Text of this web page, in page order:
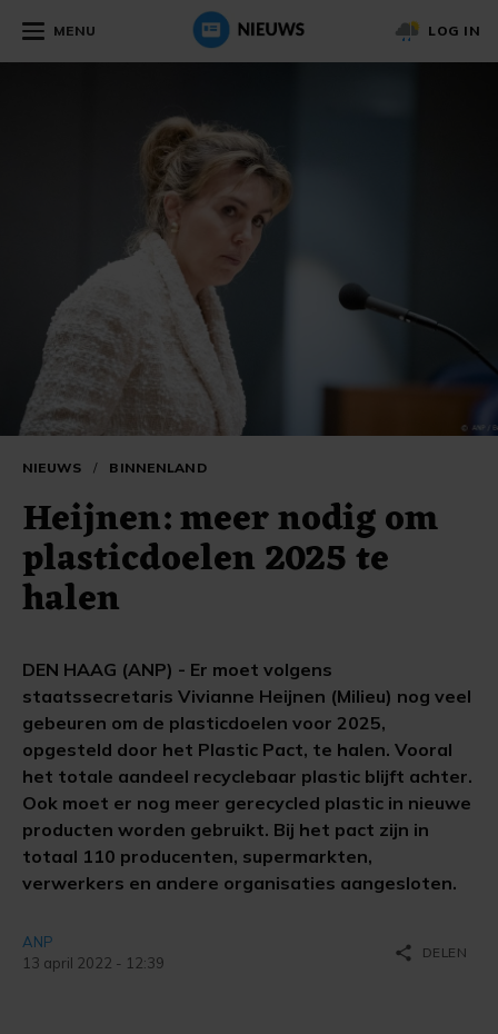
MENU LOG IN
NIEUWS / BINNENLAND
Heijnen: meer nodig om
plasticdoelen 2025 te
halen
DEN HAAG (ANP) - Er moet volgens
staatssecretaris Vivianne Heijnen (Milieu) nog veel
gebeuren om de plasticdoelen voor 2025,
opgesteld door het Plastic Pact, te halen. Vooral
het totale aandeel recyclebaar plastic blijft achter.
Ook moet er nog meer gerecycled plastic in nieuwe
producten worden gebruikt. Bij het pact zijn in
totaal 110 producenten, supermarkten,
verwerkers en andere organisaties aangesloten.
ANP
13 april 2022 - 12:39
share DELEN